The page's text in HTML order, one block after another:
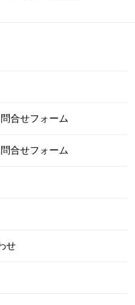
合せフォーム
合せフォーム
せ